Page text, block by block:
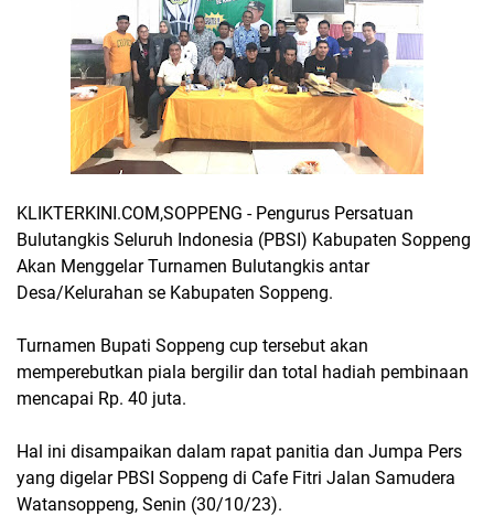
KLIKTERKINI.COM,SOPPENG - Pengurus Persatuan
Bulutangkis Seluruh Indonesia (PBSI) Kabupaten Soppeng
Akan Menggelar Turnamen Bulutangkis antar
Desa/Kelurahan se Kabupaten Soppeng.
Turnamen Bupati Soppeng cup tersebut akan
memperebutkan piala bergilir dan total hadiah pembinaan
mencapai Rp. 40 juta.
Hal ini disampaikan dalam rapat panitia dan Jumpa Pers
yang digelar PBSI Soppeng di Cafe Fitri Jalan Samudera
Watansoppeng, Senin (30/10/23).